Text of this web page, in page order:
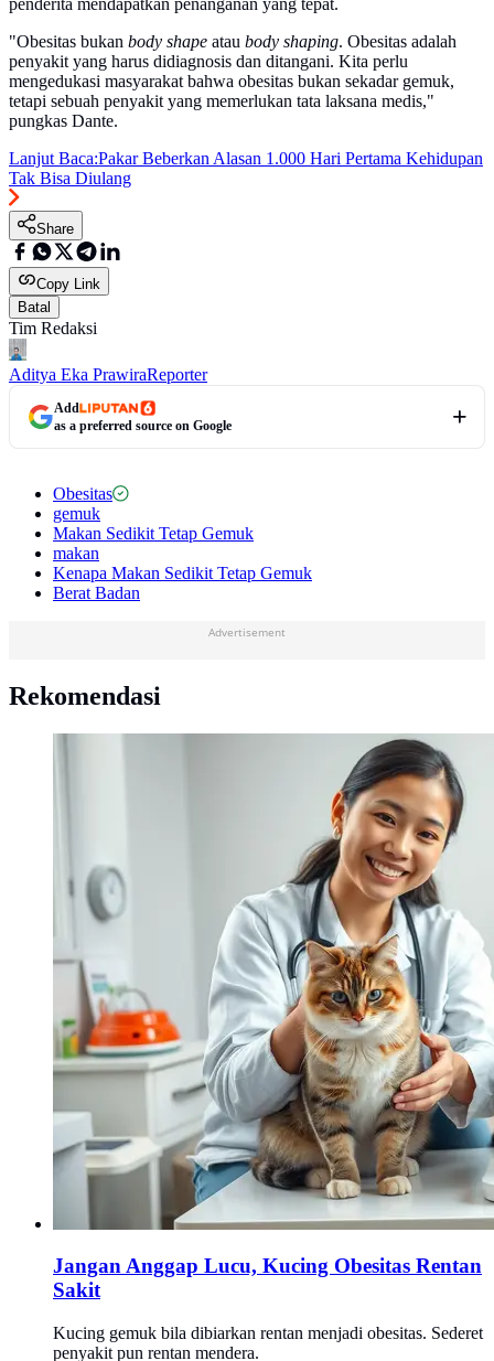
"Obesitas bukan body shape atau body shaping. Obesitas adalah
penyakit yang harus didiagnosis dan ditangani. Kita perlu
mengedukasi masyarakat bahwa obesitas bukan sekadar gemuk,
tetapi sebuah penyakit yang memerlukan tata laksana medis,"
pungkas Dante.
Lanjut Baca:Pakar Beberkan Alasan 1.000 Hari Pertama Kehidupan
Tak Bisa Diulang
Share
Copy Link
Batal
Tim Redaksi
Aditya Eka PrawiraReporter
Add
as a preferred source on Google
Obesitas
gemuk
Makan Sedikit Tetap Gemuk
makan
Kenapa Makan Sedikit Tetap Gemuk
Berat Badan
Advertisement
Rekomendasi
Jangan Anggap Lucu, Kucing Obesitas Rentan
Sakit
Kucing gemuk bila dibiarkan rentan menjadi obesitas. Sederet
penyakit pun rentan mendera.